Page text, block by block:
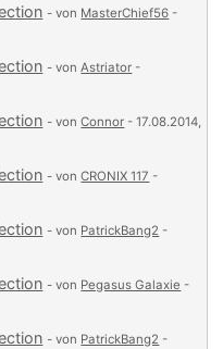
- von MasterChief56 -
- vonAstriator -
- vonConnor - 17.08.2014,
- vonCRONIX 117 -
- von PatrickBang2 -
- von Pegasus Galaxie -
- von PatrickBang2 -